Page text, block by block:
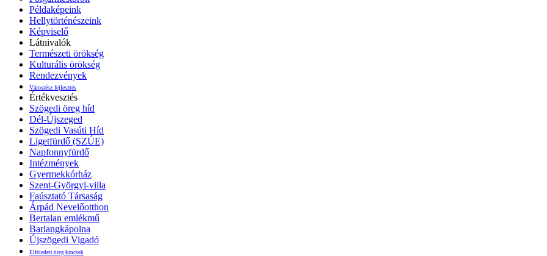
Példaképeink
Hellytörténészeink
Képviselő
Látnivalók
Természeti örökség
Kulturális örökség
Rendezvények
Városrész fejlesztés
Értékvesztés
Szögedi öreg híd
Dél-Újszeged
Szögedi Vasúti Híd
Ligetfürdő (SZÚE)
Napfonnyfürdő
Intézmények
Gyermekkórház
Szent-Györgyi-villa
Faúsztató Társaság
Árpád Nevelőotthon
Bertalan emlékmű
Barlangkápolna
Újszögedi Vigadó
Elfeledett öreg kincsek